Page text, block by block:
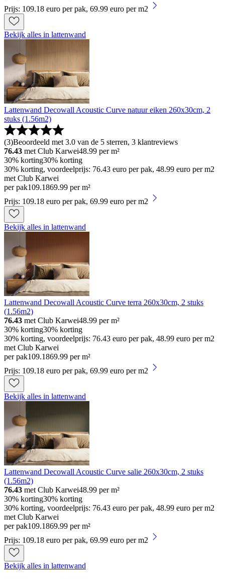
Prijs: 109.18 euro per pak, 69.99 euro per m2
Bekijk alles in lattenwand
Lattenwand Decowall Acoustic Curve natuur eiken 260x30cm, 2
stuks (1.56m2)
(3)Beoordeeld met 3.0 van de 5 sterren, 3 klantreviews
76.43 met Club Karwei48.99 per m²
30% korting30% korting
30% korting, voordeelprijs: 76.43 euro per pak, 48.99 euro per m2
met Club Karwei
per pak109.1869.99 per m²
Prijs: 109.18 euro per pak, 69.99 euro per m2
Bekijk alles in lattenwand
Lattenwand Decowall Acoustic Curve terra 260x30cm, 2 stuks
(1.56m2)
76.43 met Club Karwei48.99 per m²
30% korting30% korting
30% korting, voordeelprijs: 76.43 euro per pak, 48.99 euro per m2
met Club Karwei
per pak109.1869.99 per m²
Prijs: 109.18 euro per pak, 69.99 euro per m2
Bekijk alles in lattenwand
Lattenwand Decowall Acoustic Curve salie 260x30cm, 2 stuks
(1.56m2)
76.43 met Club Karwei48.99 per m²
30% korting30% korting
30% korting, voordeelprijs: 76.43 euro per pak, 48.99 euro per m2
met Club Karwei
per pak109.1869.99 per m²
Prijs: 109.18 euro per pak, 69.99 euro per m2
Bekijk alles in lattenwand